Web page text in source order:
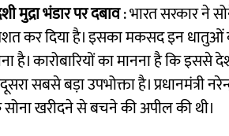
मुद्रा भंडार पर दबाव: भारत सरकार ने
कर दिया है। इसका मकसद इन धातुओं
है। कारोबारियों का मानना है कि
सबसे बड़ा उपभोक्ता है। प्रधानमंत्री
खरीदने से बचने की अपील की थी।